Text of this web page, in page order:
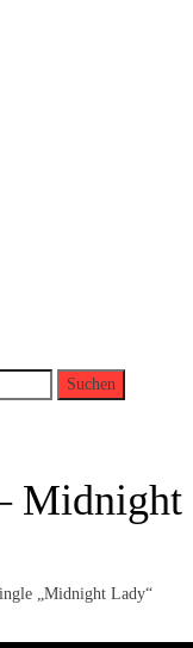
Midnight
„Midnight Lady“